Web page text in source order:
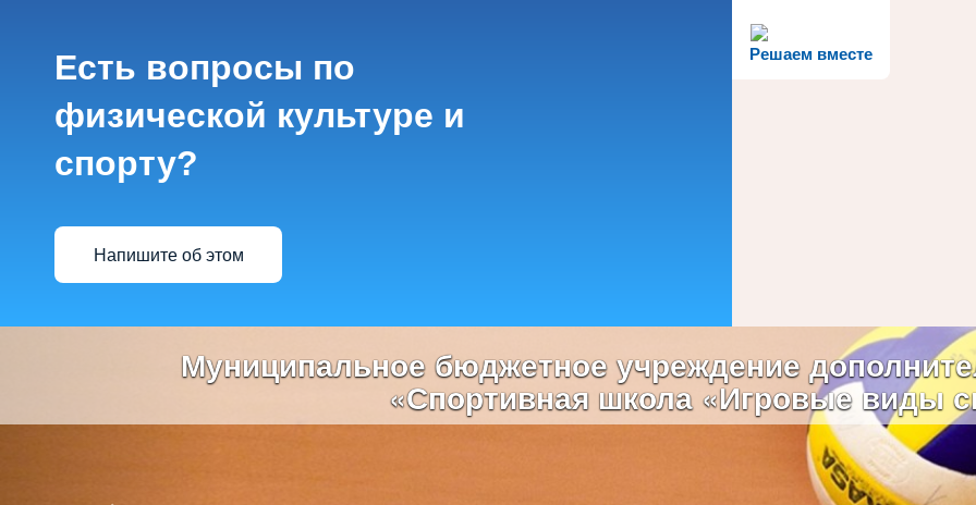
Решаем вместе
Есть вопросы по
физической культуре и
спорту?
Напишите об этом
Муниципальное бюджетное учреждение
«Спортивная школа «Игровые виды